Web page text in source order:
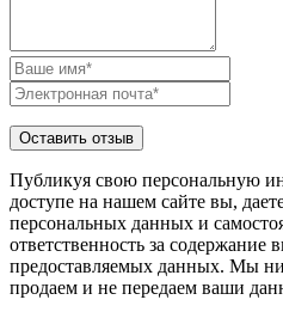
Публикуя свою персональную
доступе на нашем сайте вы,
персональных данных и
ответственность за
предоставляемых данных. Мы
продаем и не передаем ваши